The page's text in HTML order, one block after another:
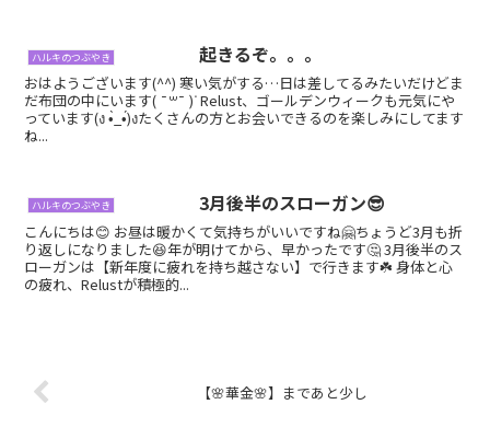
ハルキのつぶやき 起きるぞ。。。
おはようございます(^^) 寒い気がする…日は差してるみたいだけどま
だ布団の中にいます( ¯꒳​¯ )ᐝ Relust、ゴールデンウィークも元気にや
っています(ง •̀_•́)งたくさんの方とお会いできるのを楽しみにしてます
ね...
ハルキのつぶやき 3月後半のスローガン😎
こんにちは😊 お昼は暖かくて気持ちがいいですね🤗ちょうど3月も折
り返しになりました😆年が明けてから、早かったです🤔 3月後半のス
ローガンは【新年度に疲れを持ち越さない】で行きます☘️ 身体と心
の疲れ、Relustが積極的...
【🌸華金🌸】まであと少し